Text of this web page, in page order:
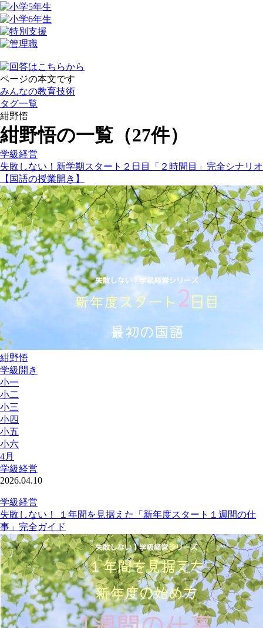
ページの本文です
みんなの教育技術
タグ一覧
紺野悟
紺野悟の一覧（27件）
学級経営
失敗しない！新学期スタート２日目「２時間目」完全シナリオ
【国語の授業開き】
紺野悟
学級開き
小一
小二
小三
小四
小五
小六
4月
学級経営
2026.04.10
学級経営
失敗しない！ １年間を見据えた「新年度スタート１週間の仕
事」完全ガイド